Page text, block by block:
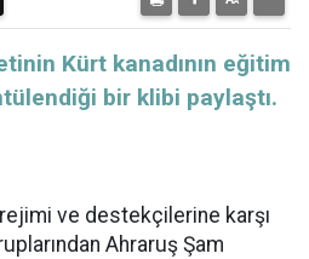
Kürt kanadının eğitim
bir klibi paylaştı.
ve destekçilerine karşı
Ahraruş Şam